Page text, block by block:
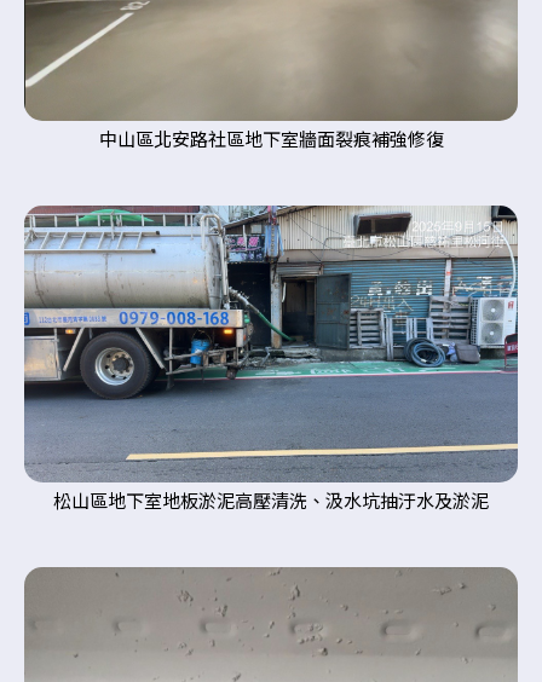
中山區北安路社區地下室牆面裂痕補強修復
松山區地下室地板淤泥高壓清洗、汲水坑抽汙水及淤泥